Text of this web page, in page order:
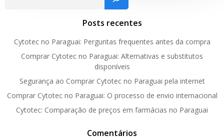
Posts recentes
Cytotec no Paraguai: Perguntas frequentes antes da compra
Comprar Cytotec no Paraguai: Alternativas e substitutos
disponíveis
Segurança ao Comprar Cytotec no Paraguai pela internet
Comprar Cytotec no Paraguai: O processo de envio internacional
Cytotec: Comparação de preços em farmácias no Paraguai
Comentários